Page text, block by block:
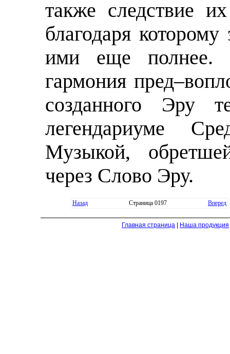
также следствие
благодаря
ими еще полнее.
гармония
созданного Эру
легендариуме
Музыкой,
через Слово Эру.
Назад Страница 0197 Вперед
Главная страница | Наша продукция